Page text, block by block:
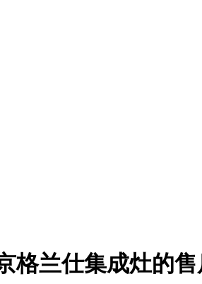
格兰仕集成灶的